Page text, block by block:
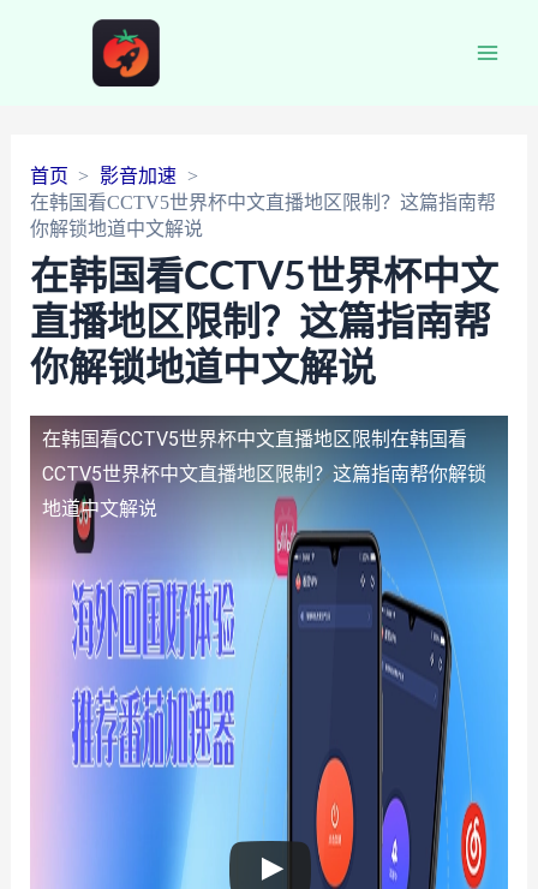
首页
影音加速
在韩国看CCTV5世界杯中文直播地区限制？这篇指南帮
你解锁地道中文解说
在韩国看CCTV5世界杯中文
直播地区限制？这篇指南帮
你解锁地道中文解说
在韩国看CCTV5世界杯中文直播地区限制 在韩国看
CCTV5世界杯中文直播地区限制？这篇指南帮你解锁
地道中文解说